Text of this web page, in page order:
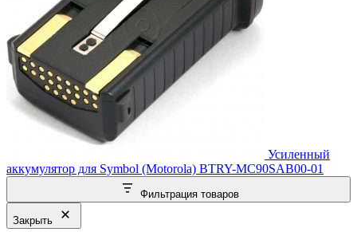
Усиленный
аккумулятор для Symbol (Motorola) BTRY-MC90SAB00-01
Фильтрация товаров
Закрыть